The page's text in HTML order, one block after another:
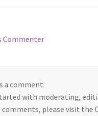
Commenter
a comment.
with moderating,
please visit the